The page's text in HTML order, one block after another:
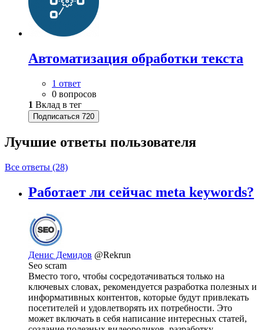
Автоматизация обработки текста
1 ответ
0 вопросов
1 Вклад в тег
Подписаться 720
Лучшие ответы пользователя
Все ответы (28)
Работает ли сейчас meta keywords?
Денис Демидов @Rekrun
Seo scram
Вместо того, чтобы сосредотачиваться только на
ключевых словах, рекомендуется разработка полезных и
информативных контентов, которые будут привлекать
посетителей и удовлетворять их потребности. Это
может включать в себя написание интересных статей,